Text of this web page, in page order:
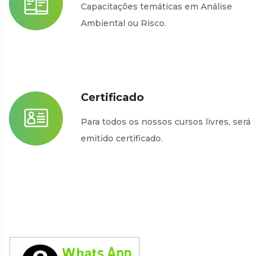
Capacitações temáticas em Análise
Ambiental ou Risco.
Certificado
Para todos os nossos cursos livres, será
emitido certificado.